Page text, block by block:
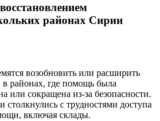
районах Сирии
возобновить или расширить
районах, где помощь была
или сокращена из-за безопасности.
столкнулись с трудностями доступа
включая склады.